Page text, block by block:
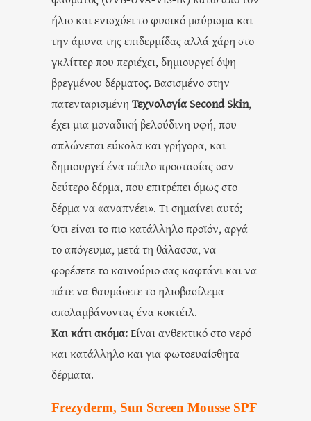
ήλιο και ενισχύει το φυσικό μαύρισμα και
την άμυνα της επιδερμίδας αλλά χάρη στο
γκλίττερ που περιέχει, δημιουργεί όψη
βρεγμένου δέρματος. Βασισμένο στην
πατενταρισμένη Τεχνολογία Second Skin,
έχει μια μοναδική βελούδινη υφή, που
απλώνεται εύκολα και γρήγορα, και
δημιουργεί ένα πέπλο προστασίας σαν
δεύτερο δέρμα, που επιτρέπει όμως στο
δέρμα να «αναπνέει». Τι σημαίνει αυτό;
Ότι είναι το πιο κατάλληλο προϊόν, αργά
το απόγευμα, μετά τη θάλασσα, να
φορέσετε το καινούριο σας καφτάνι και να
πάτε να θαυμάσετε το ηλιοβασίλεμα
απολαμβάνοντας ένα κοκτέιλ.
Και κάτι ακόμα:Είναι ανθεκτικό στο νερό
και κατάλληλο και για φωτοευαίσθητα
δέρματα.
Frezyderm, Sun Screen Mousse SPF